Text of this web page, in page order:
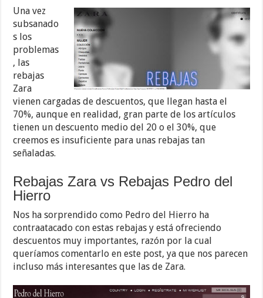
Una vez
subsanado
s los
problemas
, las
rebajas
Zara
vienen cargadas de descuentos, que llegan hasta el
70%, aunque en realidad, gran parte de los artículos
tienen un descuento medio del 20 o el 30%, que
creemos es insuficiente para unas rebajas tan
señaladas.
Rebajas Zara vs Rebajas Pedro del
Hierro
Nos ha sorprendido como Pedro del Hierro ha
contraatacado con estas rebajas y está ofreciendo
descuentos muy importantes, razón por la cual
queríamos comentarlo en este post, ya que nos parecen
incluso más interesantes que las de Zara.